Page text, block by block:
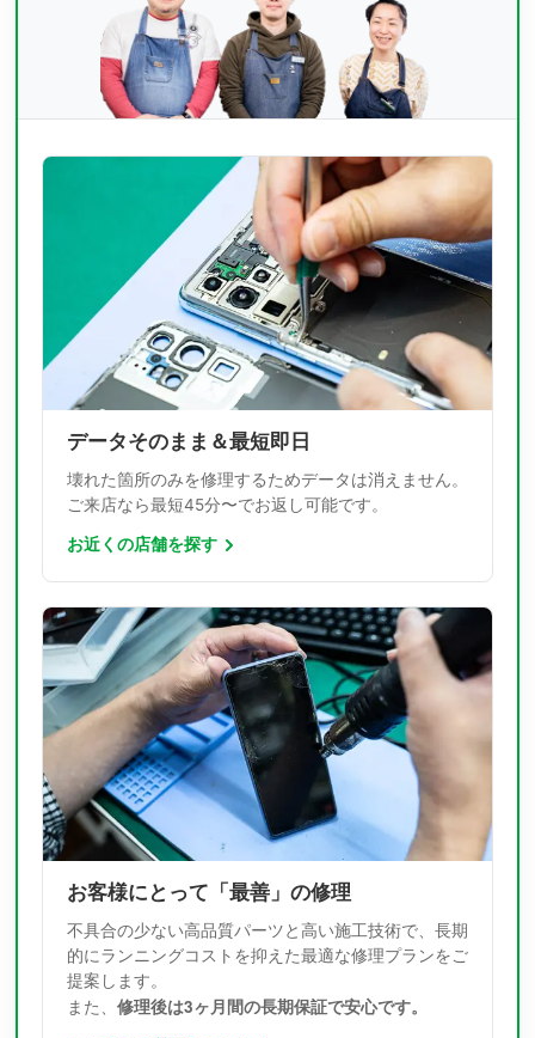
データそのまま＆最短即日
壊れた箇所のみを修理するためデータは消えません。
ご来店なら最短45分〜でお返し可能です。
お近くの店舗を探す
お客様にとって「最善」の修理
不具合の少ない高品質パーツと高い施工技術で、長期
的にランニングコストを抑えた最適な修理プランをご
提案します。
また、 修理後は3ヶ月間の長期保証で安心です。